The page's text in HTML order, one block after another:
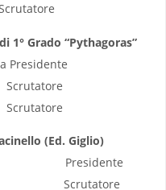
1° Grado “Pythagoras”
Presidente
Scrutatore
(Ed. Giglio)
Presidente
Scrutatore